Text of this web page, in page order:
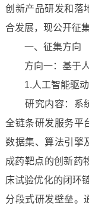
创新产品研发和落
合发展，现公开征
一、征集方向
方向一：基于人
1.人工智能驱动
研究内容：系统
全链条研发服务平
数据集、算法引擎
成药靶点的创新
床试验优化的闭环
分段式研发壁垒。